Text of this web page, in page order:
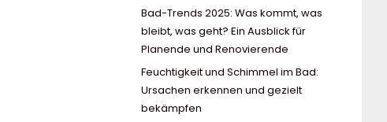
Bad-Trends 2025: Was kommt, was
bleibt, was geht? Ein Ausblick für
Planende und Renovierende
Feuchtigkeit und Schimmel im Bad:
Ursachen erkennen und gezielt
bekämpfen